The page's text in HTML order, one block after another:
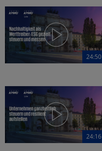
24:50
24:16